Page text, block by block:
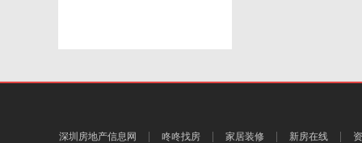
深圳房地产信息网 咚咚找房 家居装修 新房在线